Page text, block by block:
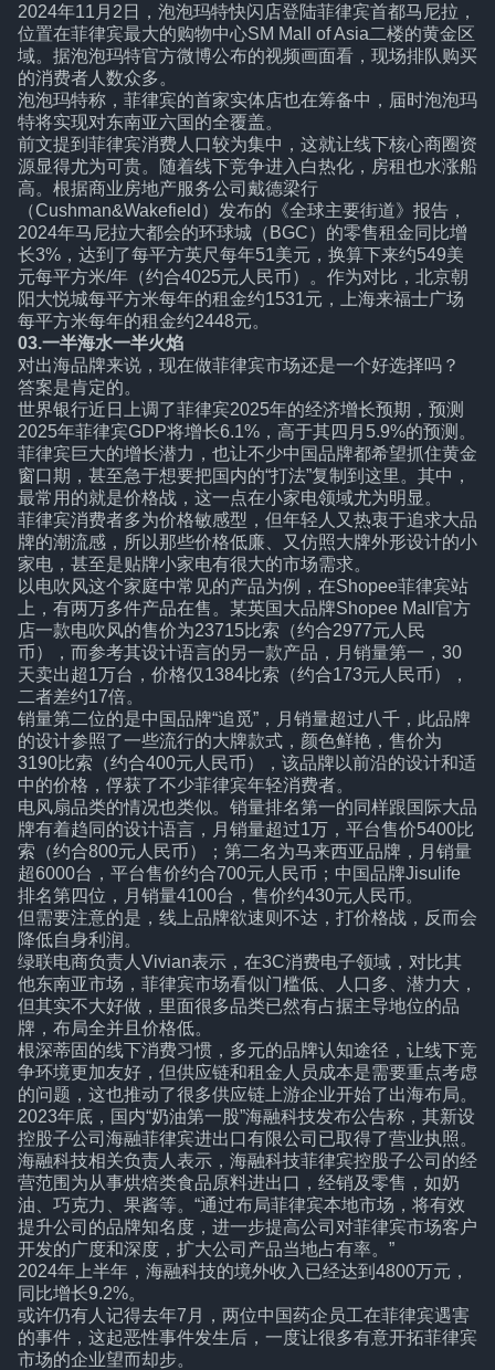
2024年11月2日，泡泡玛特快闪店登陆菲律宾首都马尼拉，
位置在菲律宾最大的购物中心SM Mall of Asia二楼的黄金区
域。据泡泡玛特官方微博公布的视频画面看，现场排队购买
的消费者人数众多。
泡泡玛特称，菲律宾的首家实体店也在筹备中，届时泡泡玛
特将实现对东南亚六国的全覆盖。
前文提到菲律宾消费人口较为集中，这就让线下核心商圈资
源显得尤为可贵。随着线下竞争进入白热化，房租也水涨船
高。根据商业房地产服务公司戴德梁行
（Cushman&Wakefield）发布的《全球主要街道》报告，
2024年马尼拉大都会的环球城（BGC）的零售租金同比增
长3%，达到了每平方英尺每年51美元，换算下来约549美
元每平方米/年（约合4025元人民币）。作为对比，北京朝
阳大悦城每平方米每年的租金约1531元，上海来福士广场
每平方米每年的租金约2448元。
03.一半海水一半火焰
对出海品牌来说，现在做菲律宾市场还是一个好选择吗？
答案是肯定的。
世界银行近日上调了菲律宾2025年的经济增长预期，预测
2025年菲律宾GDP将增长6.1%，高于其四月5.9%的预测。
菲律宾巨大的增长潜力，也让不少中国品牌都希望抓住黄金
窗口期，甚至急于想要把国内的“打法”复制到这里。其中，
最常用的就是价格战，这一点在小家电领域尤为明显。
菲律宾消费者多为价格敏感型，但年轻人又热衷于追求大品
牌的潮流感，所以那些价格低廉、又仿照大牌外形设计的小
家电，甚至是贴牌小家电有很大的市场需求。
以电吹风这个家庭中常见的产品为例，在Shopee菲律宾站
上，有两万多件产品在售。某英国大品牌Shopee Mall官方
店一款电吹风的售价为23715比索（约合2977元人民
币），而参考其设计语言的另一款产品，月销量第一，30
天卖出超1万台，价格仅1384比索（约合173元人民币），
二者差约17倍。
销量第二位的是中国品牌“追觅”，月销量超过八千，此品牌
的设计参照了一些流行的大牌款式，颜色鲜艳，售价为
3190比索（约合400元人民币），该品牌以前沿的设计和适
中的价格，俘获了不少菲律宾年轻消费者。
电风扇品类的情况也类似。销量排名第一的同样跟国际大品
牌有着趋同的设计语言，月销量超过1万，平台售价5400比
索（约合800元人民币）；第二名为马来西亚品牌，月销量
超6000台，平台售价约合700元人民币；中国品牌Jisulife
排名第四位，月销量4100台，售价约430元人民币。
但需要注意的是，线上品牌欲速则不达，打价格战，反而会
降低自身利润。
绿联电商负责人Vivian表示，在3C消费电子领域，对比其
他东南亚市场，菲律宾市场看似门槛低、人口多、潜力大，
但其实不大好做，里面很多品类已然有占据主导地位的品
牌，布局全并且价格低。
根深蒂固的线下消费习惯，多元的品牌认知途径，让线下竞
争环境更加友好，但供应链和租金人员成本是需要重点考虑
的问题，这也推动了很多供应链上游企业开始了出海布局。
2023年底，国内“奶油第一股”海融科技发布公告称，其新设
控股子公司海融菲律宾进出口有限公司已取得了营业执照。
海融科技相关负责人表示，海融科技菲律宾控股子公司的经
营范围为从事烘焙类食品原料进出口，经销及零售，如奶
油、巧克力、果酱等。“通过布局菲律宾本地市场，将有效
提升公司的品牌知名度，进一步提高公司对菲律宾市场客户
开发的广度和深度，扩大公司产品当地占有率。”
2024年上半年，海融科技的境外收入已经达到4800万元，
同比增长9.2%。
或许仍有人记得去年7月，两位中国药企员工在菲律宾遇害
的事件，这起恶性事件发生后，一度让很多有意开拓菲律宾
市场的企业望而却步。